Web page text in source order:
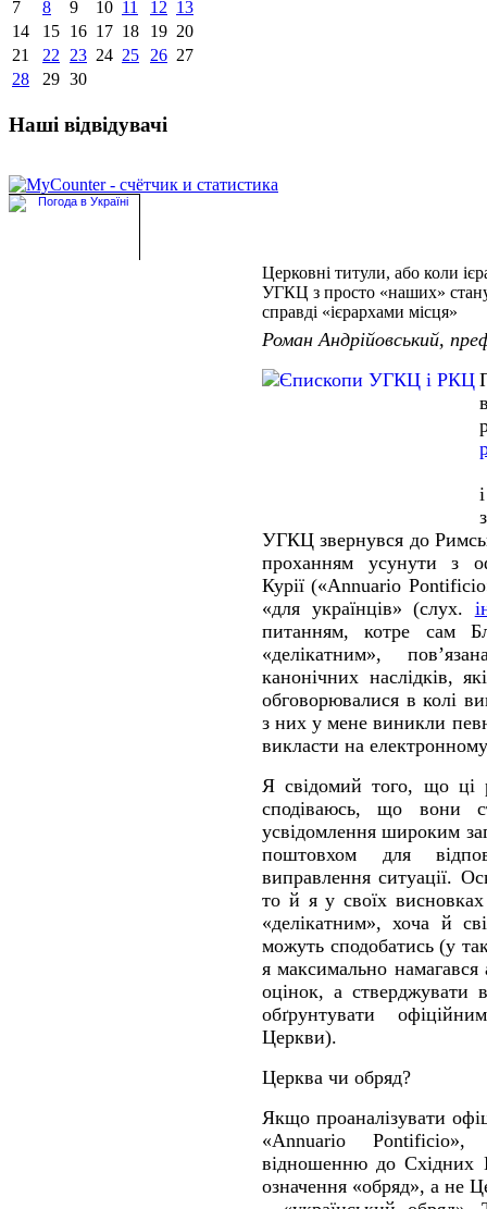
7 8 9 10 11 12 13
14
15 16 17 18 19 20
21
22 23 24 25 26 27
28
29 30
Наші відвідувачі
Церковні титули, або коли
УГКЦ з просто «наших»
справді «ієрархами місця»
Роман Андрійовський,
УГКЦ звернувся до
проханням усунути з
Курії («Annuario
«для українців» (слух.
питанням, котре сам
«делікатним»,
канонічних наслідків,
обговорювалися в колі
з них у мене виникли
викласти на
Я свідомий того, що ці
сподіваюсь, що вони
усвідомлення широким
поштовхом для
виправлення ситуації.
то й я у своїх
«делікатним», хоча й
можуть сподобатись (у
я максимально намагався
оцінок, а
обґрунтувати
Церкви).
Церква чи обряд?
Якщо проаналізувати
«Annuario
відношенню до Східних
означення «обряд», а не